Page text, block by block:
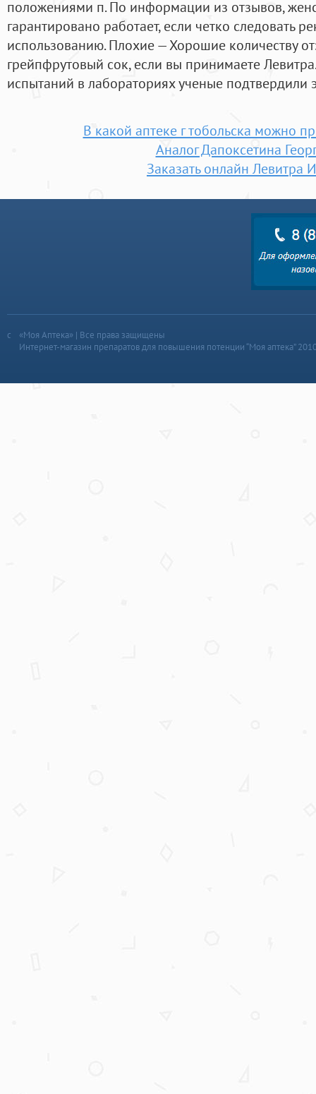
положениями п. По информации из отзывов,
гарантировано работает, если четко следовать
использованию. Плохие — Хорошие количеству
грейпфрутовый сок, если вы принимаете
испытаний в лабораториях ученые подтвердили
В какой аптеке г тобольска можно
Аналог Дапоксетина
Заказать онлайн Левитра
«Моя Аптека» | Все права защищены
Интернет-магазин препаратов для повышения потенции “Моя аптека”